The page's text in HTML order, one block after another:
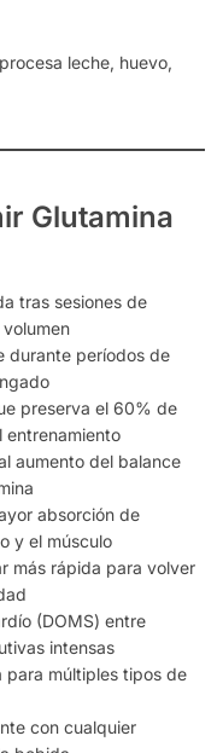
leche, huevo,
Glutamina
tras sesiones de
durante períodos de
preserva el 60% de
entrenamiento
aumento del balance
absorción de
y el músculo
más rápida para volver
(DOMS) entre
intensas
múltiples tipos de
con cualquier